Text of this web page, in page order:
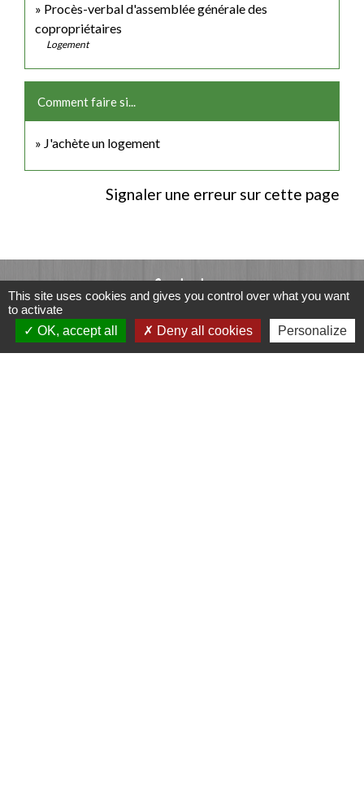
Procès-verbal d'assemblée générale des
copropriétaires
Logement
Comment faire si...
J'achète un logement
Signaler une erreur sur cette page
Contacts
Commune de Luitré-Dompierre
14 rue de Normandie - LUITRE
This site uses cookies and gives you control over what you want
to activate
OK, accept all
Deny all cookies Personalize